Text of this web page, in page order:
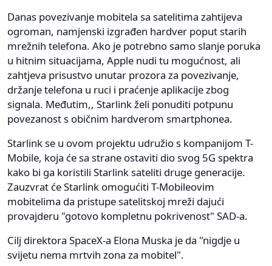
Danas povezivanje mobitela sa satelitima zahtijeva
ogroman, namjenski izgrađen hardver poput starih
mrežnih telefona. Ako je potrebno samo slanje poruka
u hitnim situacijama, Apple nudi tu mogućnost, ali
zahtjeva prisustvo unutar prozora za povezivanje,
držanje telefona u ruci i praćenje aplikacije zbog
signala. Međutim,, Starlink želi ponuditi potpunu
povezanost s običnim hardverom smartphonea.
Starlink se u ovom projektu udružio s kompanijom T-
Mobile, koja će sa strane ostaviti dio svog 5G spektra
kako bi ga koristili Starlink sateliti druge generacije.
Zauzvrat će Starlink omogućiti T-Mobileovim
mobitelima da pristupe satelitskoj mreži dajući
provajderu "gotovo kompletnu pokrivenost" SAD-a.
Cilj direktora SpaceX-a Elona Muska je da "nigdje u
svijetu nema mrtvih zona za mobitel".